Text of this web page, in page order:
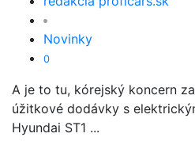
Novinky
0
A je to tu, kórejský koncern
úžitkové dodávky s
Hyundai ST1 ...